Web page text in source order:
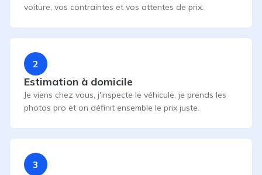
voiture, vos contraintes et vos attentes de prix.
2
Estimation à domicile
Je viens chez vous, j'inspecte le véhicule, je prends les
photos pro et on définit ensemble le prix juste.
3